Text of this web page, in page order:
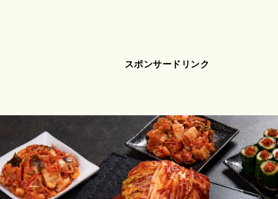
スポンサードリンク